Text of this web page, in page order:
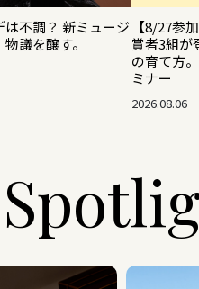
不調？ 新ミュージ
議を醸す。
【8/27参
賞者3組が
の育て方
ミナー
2026.08.06